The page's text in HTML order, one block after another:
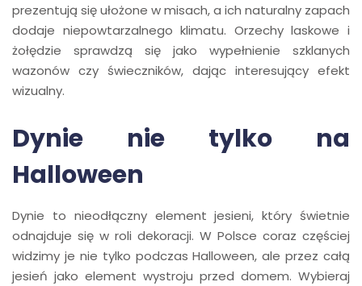
prezentują się ułożone w misach, a ich naturalny zapach
dodaje niepowtarzalnego klimatu. Orzechy laskowe i
żołędzie sprawdzą się jako wypełnienie szklanych
wazonów czy świeczników, dając interesujący efekt
wizualny.
Dynie nie tylko na
Halloween
Dynie to nieodłączny element jesieni, który świetnie
odnajduje się w roli dekoracji. W Polsce coraz częściej
widzimy je nie tylko podczas Halloween, ale przez całą
jesień jako element wystroju przed domem. Wybieraj